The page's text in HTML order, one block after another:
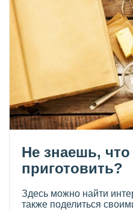
Не знаешь, что
приготовить?
Здесь можно найти
также поделиться